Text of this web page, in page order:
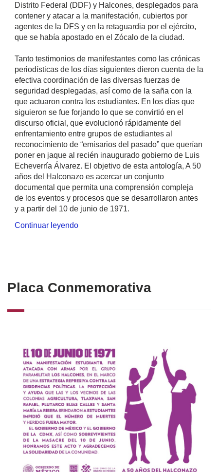
Distrito Federal (DDF) y Halcones, desplegados para
contener y atacar a la manifestación, cubiertos por
agentes de la DFS y en la retaguardia por el ejército,
que se había apostado en el Zócalo de la ciudad.
Tanto testimonios de manifestantes como las crónicas
periodísticas de los días siguientes dieron cuenta de la
efectiva coordinación de las diversas fuerzas de
seguridad desplegadas, así como de la saña con la
que actuaron contra los estudiantes. En los días que
siguieron se fue forjando lo que se convirtió en el
discurso oficial, que evolucionó rápidamente del
enfrentamiento entre grupos de estudiantes al
reconocimiento de “emisarios del pasado” que querían
poner en jaque al recién inaugurado gobierno de Luis
Echeverría Álvarez. El objetivo de esta antología, A 50
años del Halconazo es acercar un conjunto
documental que permita una comprensión compleja
de los eventos y procesos que se desarrollaron antes
y a partir del 10 de junio de 1971.
Continuar leyendo
Placa Conmemorativa